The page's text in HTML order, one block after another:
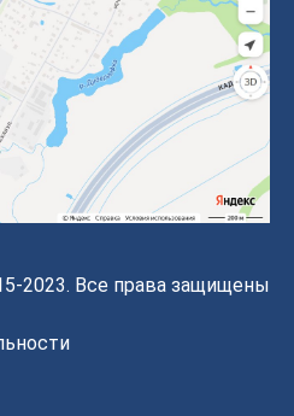
2023. Все права защищены